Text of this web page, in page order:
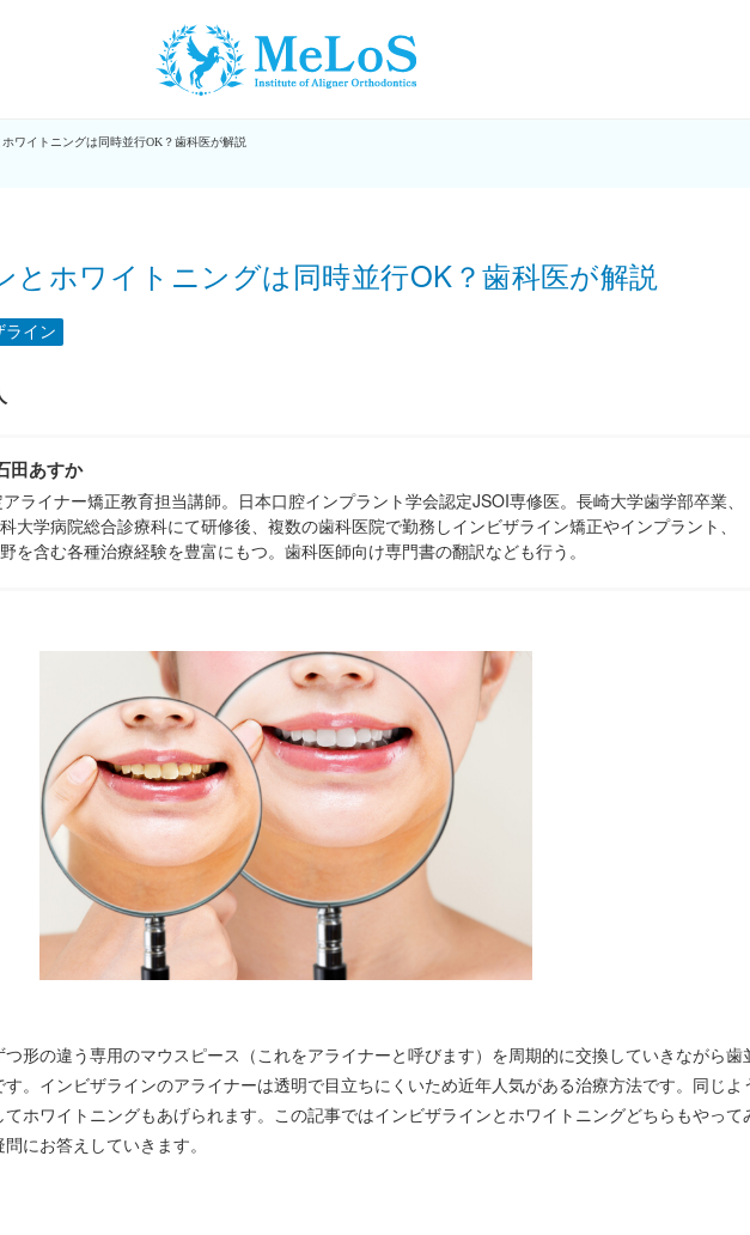
ワイトニングは同時並行OK？歯科医が解説
とホワイトニングは同時並行OK？歯科医が解説
ライン
田あすか
ライナー矯正教育担当講師。日本口腔インプラント学会認定JSOI専修医。長崎大学歯学部卒業、
大学病院総合診療科にて研修後、複数の歯科医院で勤務しインビザライン矯正やインプラント、
を含む各種治療経験を豊富にもつ。歯科医師向け専門書の翻訳なども行う。
形の違う専用のマウスピース（これをアライナーと呼びます）を周期的に交換していきながら歯
。インビザラインのアライナーは透明で目立ちにくいため近年人気がある治療方法です。同じよ
ホワイトニングもあげられます。この記事ではインビザラインとホワイトニングどちらもやって
にお答えしていきます。